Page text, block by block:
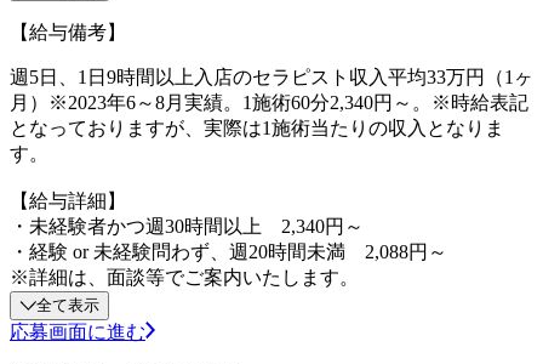
【給与備考】
週5日、1日9時間以上入店のセラピスト収入平均33万円（1ヶ
月）※2023年6～8月実績。1施術60分2,340円～。※時給表記
となっておりますが、実際は1施術当たりの収入となりま
す。
【給与詳細】
・未経験者かつ週30時間以上 2,340円～
・経験 or 未経験問わず、週20時間未満 2,088円～
※詳細は、面談等でご案内いたします。
全て表示
応募画面に進む